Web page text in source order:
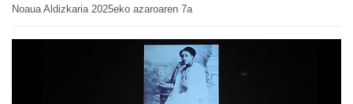
Noaua Aldizkaria 2025eko azaroaren 7a